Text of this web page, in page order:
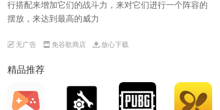
行搭配来增加它们的战斗力，来对它们进行一个阵容的
摆放，来达到最高的威力
无广告 免谷歌商店 放心下载
精品推荐